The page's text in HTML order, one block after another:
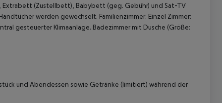
(Zustellbett), Babybett (geg. Gebühr) und Sat-TV
werden gewechselt. Familienzimmer: Einzel Zimmer:
gesteuerter Klimaanlage. Badezimmer mit Dusche (Größe:
und Abendessen sowie Getränke (limitiert) während der